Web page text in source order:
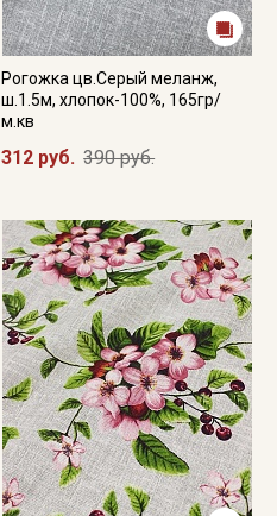
Рогожка цв.Серый меланж,
ш.1.5м, хлопок-100%, 165гр/
м.кв
312 руб. 390 руб.